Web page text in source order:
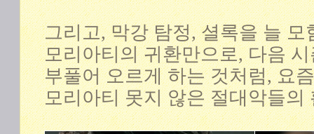
그리고, 막강 탐정, 셜록을 늘
모리아티의 귀환만으로, 다음
부풀어 오르게 하는 것처럼, 요
모리아티 못지 않은 절대악들의